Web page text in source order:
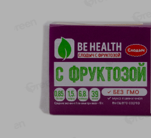
копченые Молодецкие
Местное известное 20 шт
упак Солигорска п/ф